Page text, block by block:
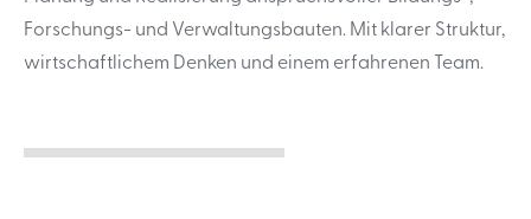
Forschungs- und Verwaltungsbauten. Mit klarer Struktur,
wirtschaftlichem Denken und einem erfahrenen Team.